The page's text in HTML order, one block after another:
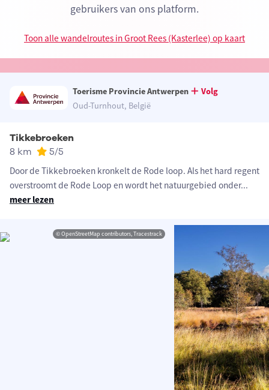
gebruikers van ons platform.
Toon alle wandelroutes in Groot Rees (Kasterlee) op kaart
Toerisme Provincie Antwerpen
Volg
Oud-Turnhout, België
Tikkebroeken
8 km 5/5
Door de Tikkebroeken kronkelt de Rode loop. Als het hard regent
overstroomt de Rode Loop en wordt het natuurgebied onder...
meer lezen
© OpenStreetMap contributors, Tracestrack